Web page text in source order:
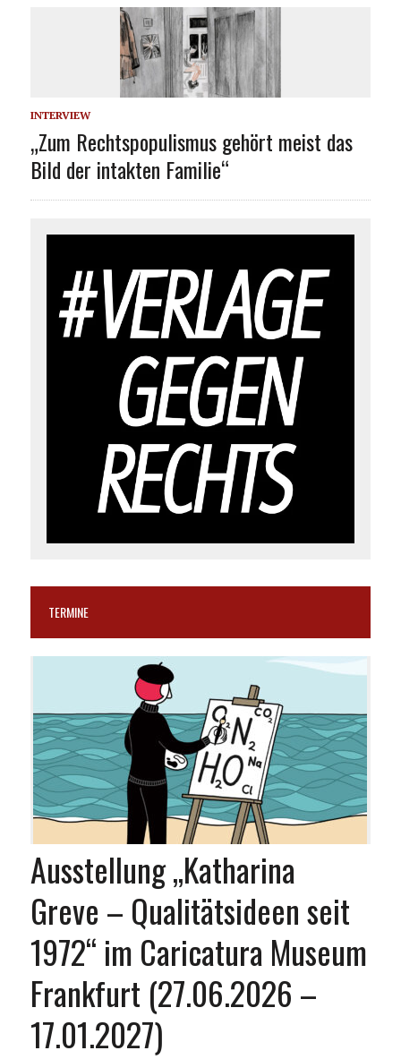
INTERVIEW
„Zum Rechtspopulismus gehört meist das
Bild der intakten Familie“
TERMINE
Ausstellung „Katharina
Greve – Qualitätsideen seit
1972“ im Caricatura Museum
Frankfurt (27.06.2026 –
17.01.2027)